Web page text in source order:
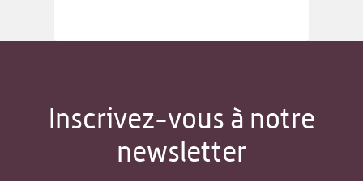
Inscrivez-vous à notre
newsletter